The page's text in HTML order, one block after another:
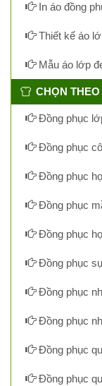
In áo đồng
Thiết kế áo
Mẫu áo lớp
CHỌN
Đồng phục
Đồng phục
Đồng phục
Đồng phục
Đồng phục
Đồng phục
Đồng phục
Đồng phục
Đồng phục
Đồng phục